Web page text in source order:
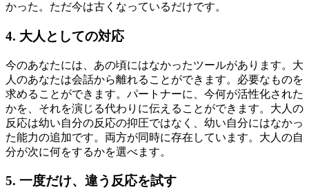
かった。ただ今は古くなっているだけです。
4. 大人としての対応
今のあなたには、あの頃にはなかったツールがあります。大
人のあなたは会話から離れることができます。必要なものを
求めることができます。パートナーに、今何が活性化された
かを、それを演じる代わりに伝えることができます。大人の
反応は幼い自分の反応の抑圧ではなく、幼い自分にはなかっ
た能力の追加です。両方が同時に存在しています。大人の自
分が次に何をするかを選べます。
5. 一度だけ、違う反応を試す